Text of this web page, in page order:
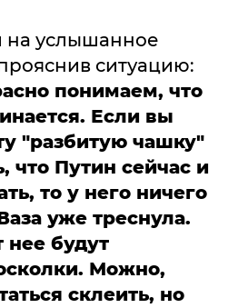
на услышанное
ситуацию:
понимаем, что
Если вы
"разбитую чашку"
что Путин сейчас и
то у него ничего
уже треснула.
нее будут
Можно,
склеить, но